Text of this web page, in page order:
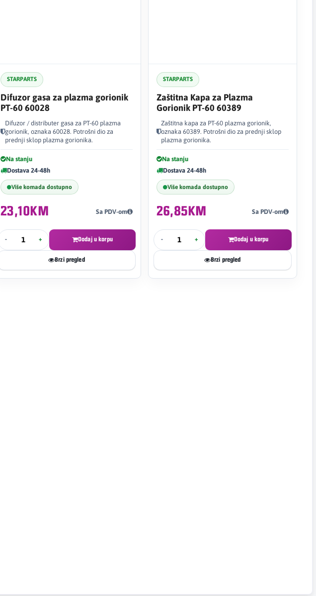
STARPARTS
Difuzor gasa za plazma gorionik
PT-60 60028
Difuzor / distributer gasa za PT-60 plazma
gorionik, oznaka 60028. Potrošni dio za
prednji sklop plazma gorionika.
Na stanju
Dostava 24-48h
Više komada dostupno
23,10KM Sa PDV-om
- + Dodaj u korpu
Brzi pregled
STARPARTS
Zaštitna Kapa za Plazma
Gorionik PT-60 60389
Zaštitna kapa za PT-60 plazma gorionik,
oznaka 60389. Potrošni dio za prednji sklop
plazma gorionika.
Na stanju
Dostava 24-48h
Više komada dostupno
26,85KM Sa PDV-om
- + Dodaj u korpu
Brzi pregled